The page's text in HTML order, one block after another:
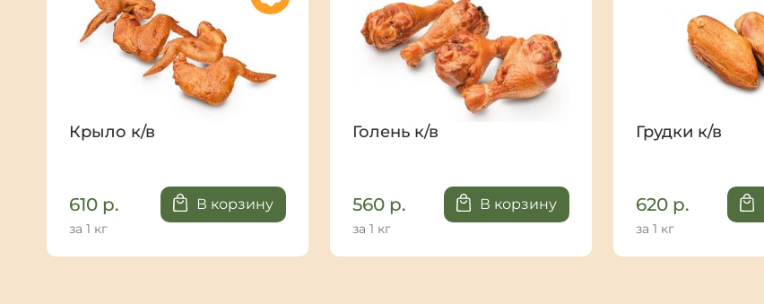
Крыло к/в
610 р.
за 1 кг
В корзину
Голень к/в
560 р.
за 1 кг
В корзину
Грудки к/в
620 р.
за 1 кг